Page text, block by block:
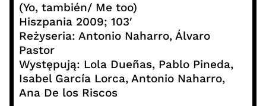
(Yo, también/ Me too)
Hiszpania 2009; 103′
Reżyseria: Antonio Naharro, Álvaro
Pastor
Występują: Lola Dueñas, Pablo Pineda,
Isabel García Lorca, Antonio Naharro,
Ana De los Riscos